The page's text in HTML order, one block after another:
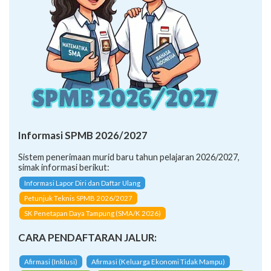
Informasi SPMB 2026/2027
Sistem penerimaan murid baru tahun pelajaran 2026/2027,
simak informasi berikut:
Informasi Lapor Diri dan Daftar Ulang
Petunjuk Teknis SPMB 2026/2027
SK Penetapan Daya Tampung (SMA/K 2026)
CARA PENDAFTARAN JALUR:
Afirmasi (Inklusi) Afirmasi (Keluarga Ekonomi Tidak Mampu)